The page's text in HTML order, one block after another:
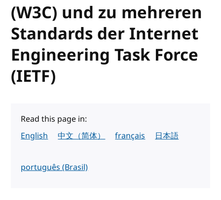
(W3C) und zu mehreren
Standards der Internet
Engineering Task Force
(IETF)
Read this page in:
English
中文（简体） français 日本語
português (Brasil)